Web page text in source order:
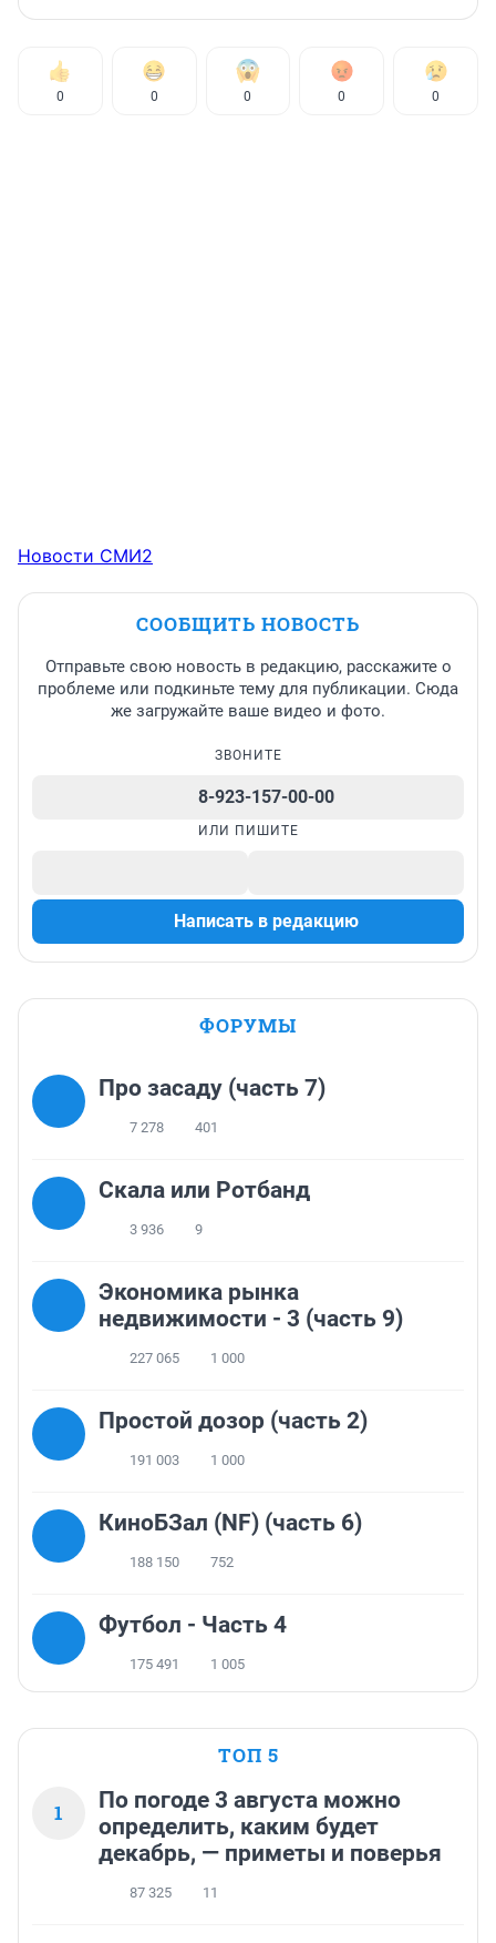
0 0 0 0 0
Новости СМИ2
СООБЩИТЬ НОВОСТЬ
Отправьте свою новость в редакцию, расскажите о
проблеме или подкиньте тему для публикации. Сюда
же загружайте ваше видео и фото.
ЗВОНИТЕ
8-923-157-00-00
ИЛИ ПИШИТЕ
Написать в редакцию
ФОРУМЫ
Про засаду (часть 7)
7 278 401
Скала или Ротбанд
3 936 9
Экономика рынка
недвижимости - 3 (часть 9)
227 065 1 000
Простой дозор (часть 2)
191 003 1 000
КиноБЗал (NF) (часть 6)
188 150 752
Футбол - Часть 4
175 491 1 005
ТОП 5
1
По погоде 3 августа можно
определить, каким будет
декабрь, — приметы и поверья
87 325 11